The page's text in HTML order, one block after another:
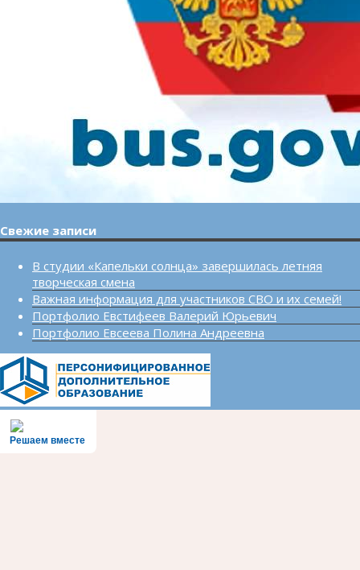
Свежие записи
В студии «Капельки солнца» завершилась летняя
творческая смена
Важная информация для участников СВО и их семей!
Портфолио Евстифеев Валерий Юрьевич
Портфолио Евсеева Полина Андреевна
Решаем вместе